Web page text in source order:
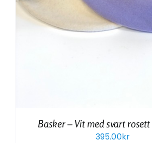
Basker – Vit med svart
395.00kr